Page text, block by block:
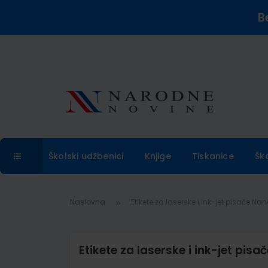
Školski udžbenici Knjige Tiskanice
Naslovna
Etikete za laserske i ink-jet